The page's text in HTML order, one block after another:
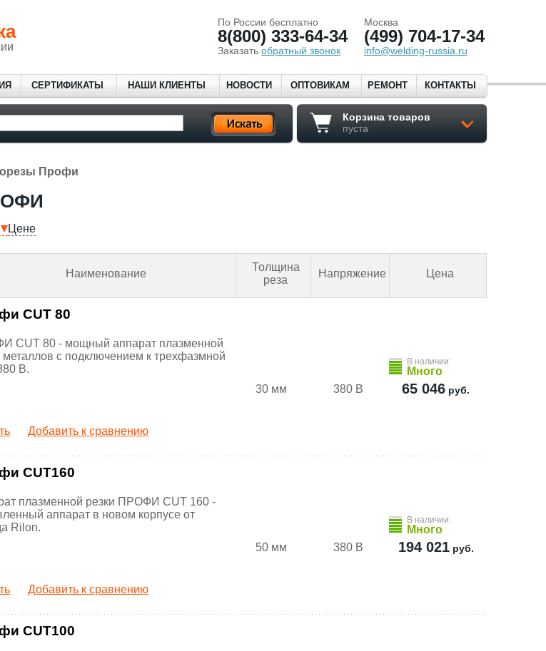
По России бесплатно
8(800) 333-64-34
Заказать обратный звонок
Москва
(499) 704-17-34
info@welding-russia.ru
СЕРТИФИКАТЫ НАШИ КЛИЕНТЫ НОВОСТИ ОПТОВИКАМ РЕМОНТ КОНТАКТЫ
Корзина товаров
пуста
Профи
Цене
Наименование
Толщина
реза
Напряжение Цена
CUT 80
CUT 80 - мощный аппарат плазменной
металлов с подключением к трехфазмной
В.
Добавить к сравнению
30 мм 380 В
В наличии:
Много
65 046 руб.
CUT160
плазменной резки ПРОФИ CUT 160 -
аппарат в новом корпусе от
Rilon.
Добавить к сравнению
50 мм 380 В
В наличии:
Много
194 021руб.
CUT100